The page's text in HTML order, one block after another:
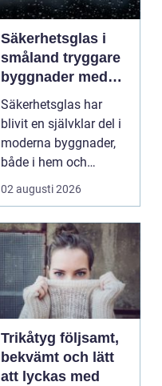
Säkerhetsglas i
småland tryggare
byggnader med
smarta
glaslösningar
Säkerhetsglas har
blivit en självklar del i
moderna byggnader,
både i hem och
offentliga miljöer. I ...
02 augusti 2026
Trikåtyg följsamt,
bekvämt och lätt
att lyckas med